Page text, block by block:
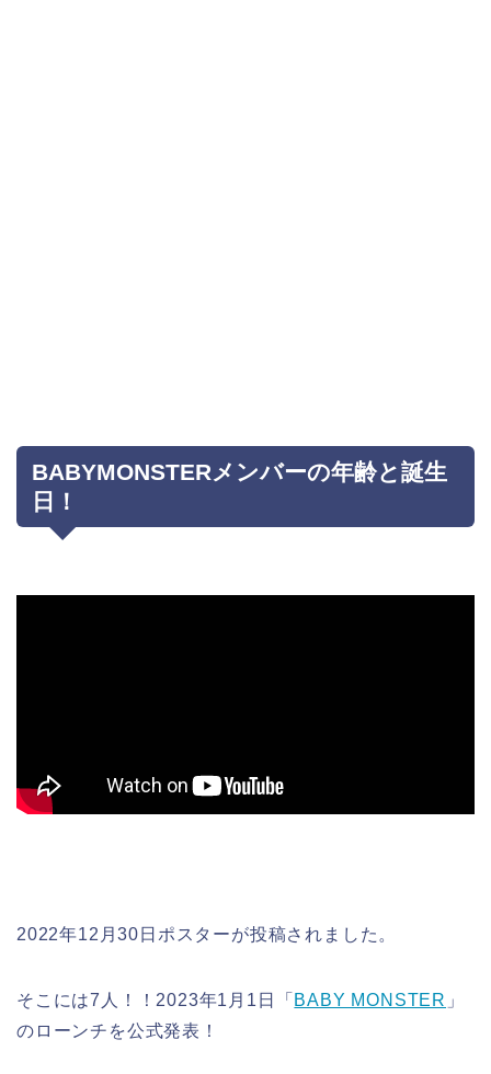
BABYMONSTERメンバーの年齢と誕生
日！
2022年12月30日ポスターが投稿されました。
そこには7人！！2023年1月1日「 BABY MONSTER 」
のローンチを公式発表！